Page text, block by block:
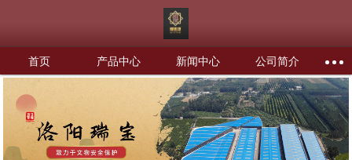
首页 产品中心 新闻中心 公司简介